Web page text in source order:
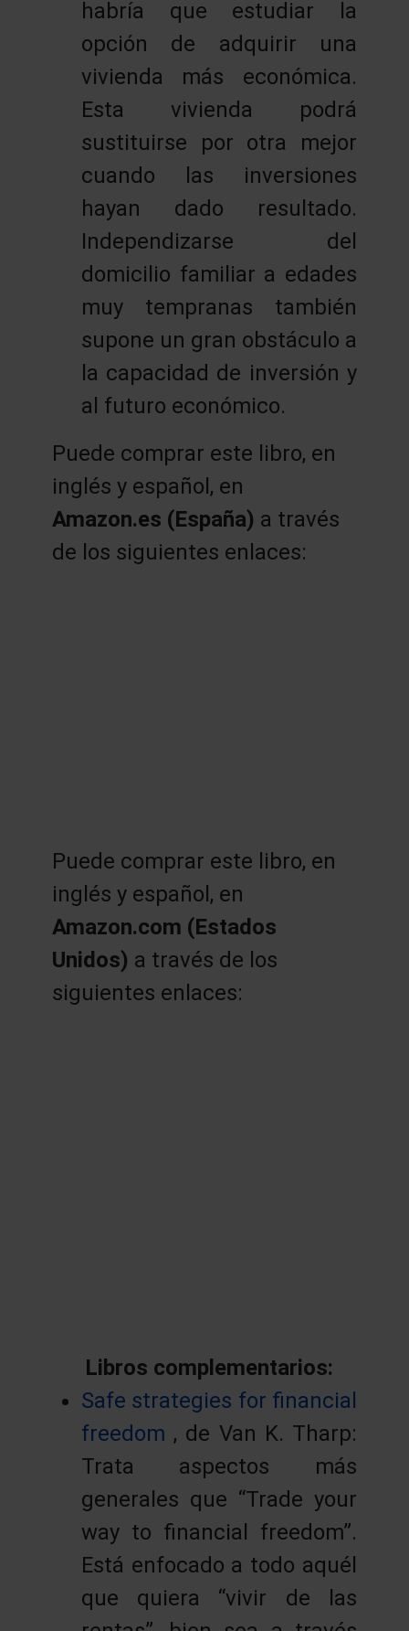
habría que estudiar la
opción de adquirir una
vivienda más económica.
Esta vivienda podrá
sustituirse por otra mejor
cuando las inversiones
hayan dado resultado.
Independizarse del
domicilio familiar a edades
muy tempranas también
supone un gran obstáculo a
la capacidad de inversión y
al futuro económico.
Puede comprar este libro, en
inglés y español, en
Amazon.es (España) a través
de los siguientes enlaces:
Puede comprar este libro, en
inglés y español, en
Amazon.com (Estados
Unidos) a través de los
siguientes enlaces:
Libros complementarios:
Safe strategies for financial
freedom , de Van K. Tharp:
Trata aspectos más
generales que “Trade your
way to financial freedom”.
Está enfocado a todo aquél
que quiera “vivir de las